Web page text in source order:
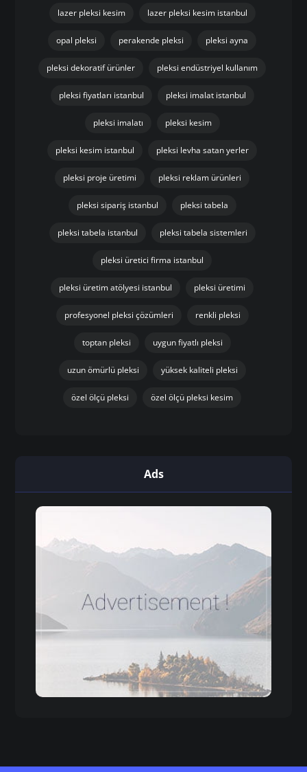
lazer pleksi kesim lazer pleksi kesim istanbul
opal pleksi perakende pleksi pleksi ayna
pleksi dekoratif ürünler pleksi endüstriyel kullanım
pleksi fiyatları istanbul pleksi imalat istanbul
pleksi imalatı pleksi kesim
pleksi kesim istanbul pleksi levha satan yerler
pleksi proje üretimi pleksi reklam ürünleri
pleksi sipariş istanbul pleksi tabela
pleksi tabela istanbul pleksi tabela sistemleri
pleksi üretici firma istanbul
pleksi üretim atölyesi istanbul pleksi üretimi
profesyonel pleksi çözümleri renkli pleksi
toptan pleksi uygun fiyatlı pleksi
uzun ömürlü pleksi yüksek kaliteli pleksi
özel ölçü pleksi özel ölçü pleksi kesim
Ads